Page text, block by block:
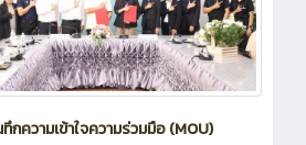
ความเข้าใจความร่วมมือ (MOU)